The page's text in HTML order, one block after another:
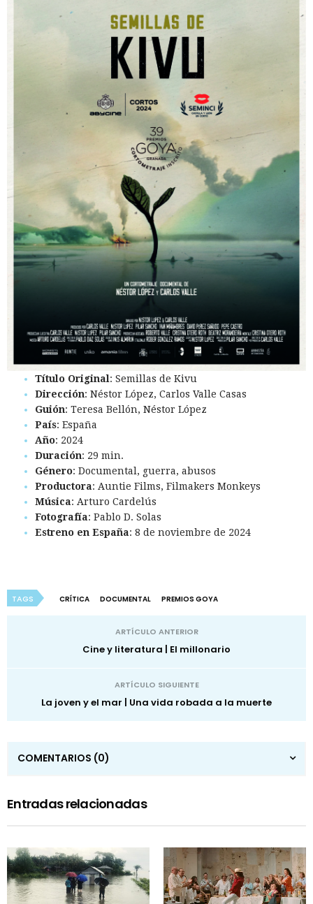
Título Original: Semillas de Kivu
Dirección: Néstor López, Carlos Valle Casas
Guión: Teresa Bellón, Néstor López
País: España
Año: 2024
Duración: 29 min.
Género: Documental, guerra, abusos
Productora: Auntie Films, Filmakers Monkeys
Música: Arturo Cardelús
Fotografía: Pablo D. Solas
Estreno en España: 8 de noviembre de 2024
TAGS CRÍTICA DOCUMENTAL PREMIOS GOYA
ARTÍCULO ANTERIOR
Cine y literatura | El millonario
ARTÍCULO SIGUIENTE
La joven y el mar | Una vida robada a la muerte
COMENTARIOS (0)
Entradas relacionadas